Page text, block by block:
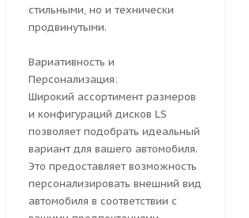
стильными, но и технически
продвинутыми.
Вариативность и
Персонализация:
Широкий ассортимент размеров
и конфигураций дисков LS
позволяет подобрать идеальный
вариант для вашего автомобиля.
Это предоставляет возможность
персонализировать внешний вид
автомобиля в соответствии с